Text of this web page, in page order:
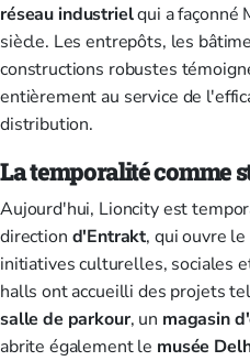
réseau industrielqui a façonné
siècle. Les entrepôts, les
constructions robustes
entièrement au service de
distribution.
La temporalité comme
Aujourd'hui, Lioncity est
direction d'Entrakt, qui ouvre le
initiatives culturelles, sociales
halls ont accueilli des projets
salle de parkour, un magasin
abrite également le musée